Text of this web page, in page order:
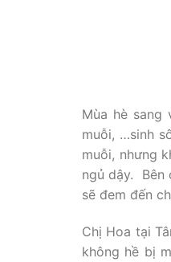
Mùa hè
muỗi, …sinh
muỗi, nhưng
ngủ dậy. Bên
sẽ đem đến
Chị Hoa tại
không hề bị